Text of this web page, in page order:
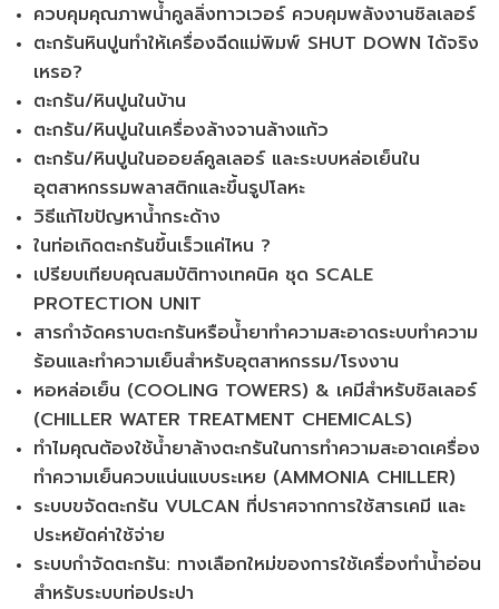
ควบคุมคุณภาพน้ำคูลลิ่งทาวเวอร์ ควบคุมพลังงานชิลเลอร์​
ตะกรันหินปูนทำให้เครื่องฉีดแม่พิมพ์ SHUT DOWN ได้จริง
เหรอ?​
ตะกรัน/หินปูนในบ้าน​
ตะกรัน/หินปูนในเครื่องล้างจานล้างแก้ว​
ตะกรัน/หินปูนในออยล์คูลเลอร์ และระบบหล่อเย็นใน
อุตสาหกรรมพลาสติกและขึ้นรูปโลหะ
วิธีแก้ไขปัญหาน้ำกระด้าง​
ในท่อเกิดตะกรันขึ้นเร็วแค่ไหน ?​
เปรียบเทียบคุณสมบัติทางเทคนิค ชุด SCALE
PROTECTION UNIT​
สารกำจัดคราบตะกรันหรือน้ำยาทำความสะอาดระบบทำความ
ร้อนและทำความเย็นสำหรับอุตสาหกรรม/โรงงาน​
หอหล่อเย็น (COOLING TOWERS) & เคมีสำหรับชิลเลอร์
(CHILLER WATER TREATMENT CHEMICALS)​
ทำไมคุณต้องใช้น้ำยาล้างตะกรันในการทำความสะอาดเครื่อง
ทำความเย็นควบแน่นแบบระเหย (AMMONIA CHILLER)​​
ระบบขจัดตะกรัน VULCAN ที่ปราศจากการใช้สารเคมี และ
ประหยัดค่าใช้จ่าย​
ระบบกำจัดตะกรัน: ทางเลือกใหม่ของการใช้เครื่องทำน้ำอ่อน
สำหรับระบบท่อประปา​